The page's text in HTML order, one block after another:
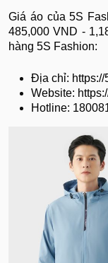
Giá áo của 5S
485,000 VND -
hàng 5S Fashion:
Địa chỉ: https://
Website:
Hotline: